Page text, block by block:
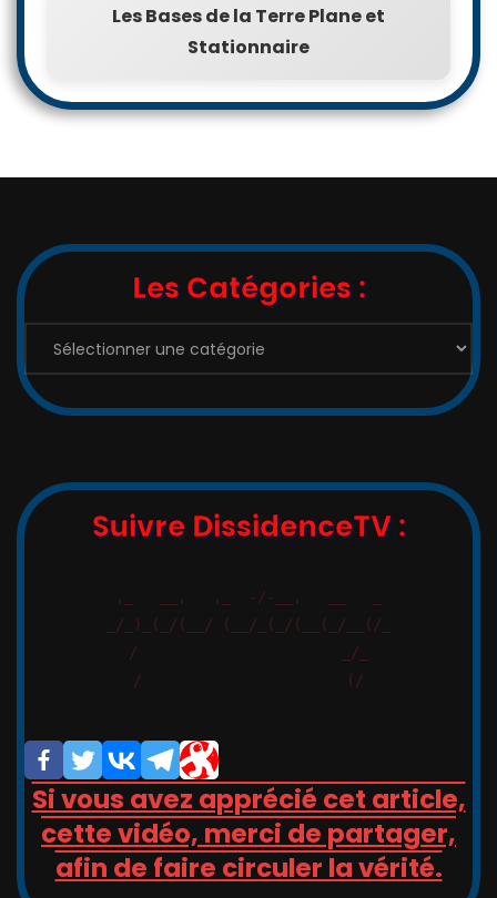
Les Bases de la Terre Plane et
Stationnaire
Les Catégories :
Catégories
Suivre DissidenceTV :
,_   __,   ,_  -/-__,   __   _
_/_)_(_/(__/ (__/_(_/(__(_/__(/_
/                       _/_
/                       (/
Si vous avez apprécié cet article,
cette vidéo, merci de partager,
afin de faire circuler la vérité.